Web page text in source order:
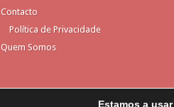
Contacto
Política de Privacidade
Quem Somos
Estamos a